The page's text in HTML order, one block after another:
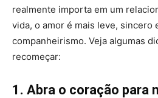
realmente importa em um
vida, o amor é mais leve, sincero
companheirismo. Veja algumas
recomeçar:
1. Abra o coração para